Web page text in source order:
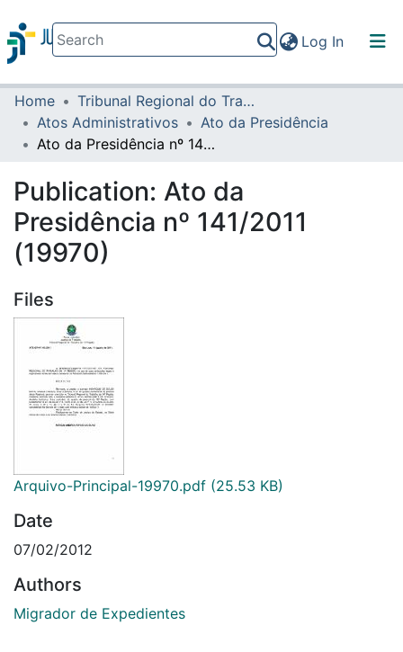
Log In(current)
Communities & Collections
All of DSpace
Home
Tribunal Regional do Trabalho da 16ª Região
Atos Administrativos
Ato da Presidência
Ato da Presidência nº 141/2011 (19970)
Publication: Ato da
Presidência nº 141/2011
(19970)
Files
Arquivo-Principal-19970.pdf (25.53 KB)
Date
07/02/2012
Authors
Migrador de Expedientes